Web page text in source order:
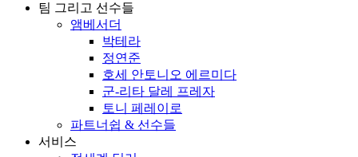
팀 그리고 선수들
앰베서더
박테라
정연준
호세 안토니오 에르미다
군-리타 달레 프레자
토니 페레이로
파트너쉽 & 선수들
서비스